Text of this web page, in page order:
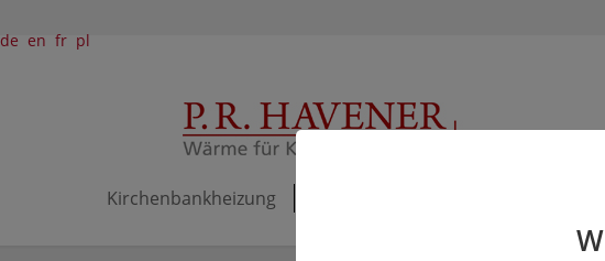
de en fr pl
Kirchenbankheizung